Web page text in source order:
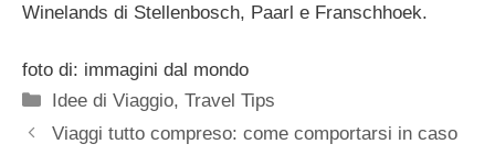
Winelands di Stellenbosch, Paarl e Franschhoek.
foto di: immagini dal mondo
Categorie
Idee di Viaggio,Travel Tips
Viaggi tutto compreso: come comportarsi in caso